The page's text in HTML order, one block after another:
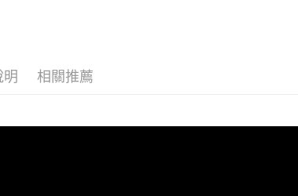
明 相關推薦